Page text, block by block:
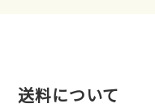
送料について